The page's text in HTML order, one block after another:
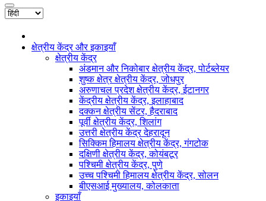
क्षेत्रीय केंद्र और इकाइयाँ
क्षेत्रीय केंद्र
अंडमान और निकोबार क्षेत्रीय केंद्र, पोर्टब्लेयर
शुष्क क्षेत्र क्षेत्रीय केंद्र, जोधपुर
अरुणाचल प्रदेश क्षेत्रीय केंद्र, ईटानगर
केंद्रीय क्षेत्रीय केंद्र, इलाहाबाद
दक्कन क्षेत्रीय सेंटर, हैदराबाद
पूर्वी क्षेत्रीय केंद्र, शिलांग
उत्तरी क्षेत्रीय केंद्र देहरादून
सिक्किम हिमालय क्षेत्रीय केंद्र, गंगटोक
दक्षिणी क्षेत्रीय केंद्र, कोयंबटूर
पश्चिमी क्षेत्रीय केंद्र, पुणे
उच्च पश्चिमी हिमालय क्षेत्रीय केंद्र, सोलन
बीएसआई मुख्यालय, कोलकाता
इकाइयाँ